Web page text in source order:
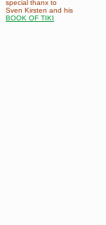
special thanx to
Sven Kirsten and his
BOOK OF TIKI